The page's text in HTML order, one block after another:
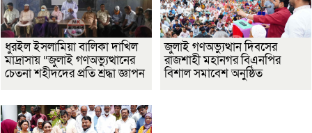
ধুরইল ইসলামিয়া বালিকা দাখিল
মাদ্রাসায় “জুলাই গণঅভ্যুত্থানের
চেতনা শহীদদের প্রতি শ্রদ্ধা জ্ঞাপন
জুলাই গণঅভ্যুত্থান দিবসের
রাজশাহী মহানগর বিএনপির
বিশাল সমাবেশ অনুষ্ঠিত